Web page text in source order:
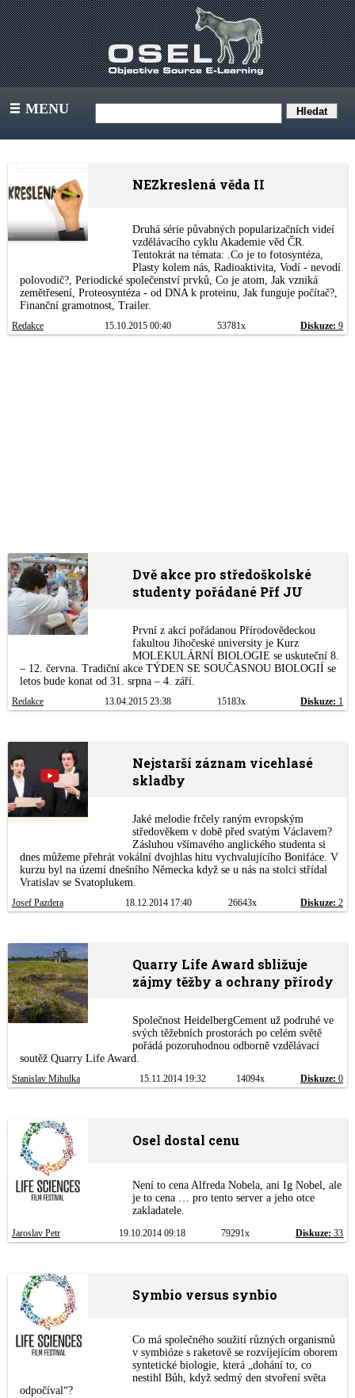
III MENU
NEZkreslená věda II
Druhá série půvabných popularizačních videí
vzdělávacího cyklu Akademie věd ČR.
Tentokrát na témata: .Co je to fotosyntéza,
Plasty kolem nás, Radioaktivita, Vodí - nevodí
polovodič?, Periodické společenství prvků, Co je atom, Jak vzniká
zemětřesení, Proteosyntéza - od DNA k proteinu, Jak funguje počítač?,
Finanční gramotnost, Trailer.
Redakce 15.10.2015 00:40 53781x Diskuze: 9
Dvě akce pro středoškolské
studenty pořádané Přf JU
První z akcí pořádanou Přírodovědeckou
fakultou Jihočeské university je Kurz
MOLEKULÁRNÍ BIOLOGIE se uskuteční 8.
– 12. června. Tradiční akce TÝDEN SE SOUČASNOU BIOLOGIÍ se
letos bude konat od 31. srpna – 4. září.
Redakce 13.04.2015 23:38 15183x Diskuze: 1
Nejstarší záznam vícehlasé
skladby
Jaké melodie frčely raným evropským
středověkem v době před svatým Václavem?
Zásluhou všímavého anglického studenta si
dnes můžeme přehrát vokální dvojhlas hitu vychvalujícího Bonifáce. V
kurzu byl na území dnešního Německa když se u nás na stolci střídal
Vratislav se Svatoplukem.
Josef Pazdera 18.12.2014 17:40 26643x Diskuze: 2
Quarry Life Award sbližuje
zájmy těžby a ochrany přírody
Společnost HeidelbergCement už podruhé ve
svých těžebních prostorách po celém světě
pořádá pozoruhodnou odborně vzdělávací
soutěž Quarry Life Award.
Stanislav Mihulka 15.11.2014 19:32 14094x Diskuze: 0
Osel dostal cenu
Není to cena Alfreda Nobela, ani Ig Nobel, ale
je to cena … pro tento server a jeho otce
zakladatele.
Jaroslav Petr 19.10.2014 09:18 79291x Diskuze: 33
Symbio versus synbio
Co má společného soužití různých organismů
v symbióze s raketově se rozvíjejícím oborem
syntetické biologie, která „dohání to, co
nestihl Bůh, když sedmý den stvoření světa
odpočíval“?